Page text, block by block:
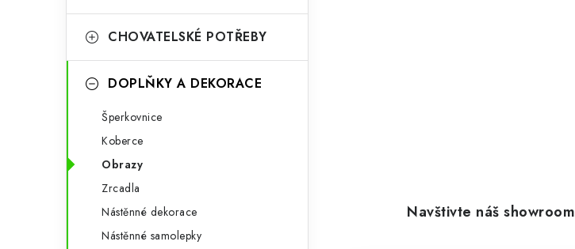
e
CHOVATELSKÉ POTŘEBY
DOPLŇKY A DEKORACE
Šperkovnice
Koberce
Obrazy
Zrcadla
Nástěnné dekorace
Nástěnné samolepky
Navštivte náš showroom